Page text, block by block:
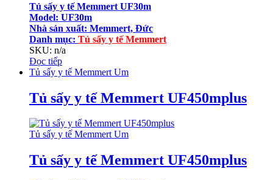
Tủ sấy y tế Memmert UF30m
Model: UF30m
Nhà sản xuất: Memmert, Đức
Danh mục: Tủ sấy y tế Memmert
SKU: n/a
Đọc tiếp
Tủ sấy y tế Memmert Um
Tủ sấy y tế Memmert UF450mplus
Tủ sấy y tế Memmert Um
Tủ sấy y tế Memmert UF450mplus